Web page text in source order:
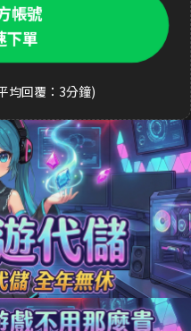
490元 週禮包
了 3290元 禮包
3290元 禮包 交易成功
1690元 豪華禮包 交易成功
了 33元 銅板禮包 交易成功
了 990元 成長禮包 交易成功
了 3290元 禮包 交易成功
了 170元 限時禮包 交易成功
帳號
下單
均回覆：3分鐘)